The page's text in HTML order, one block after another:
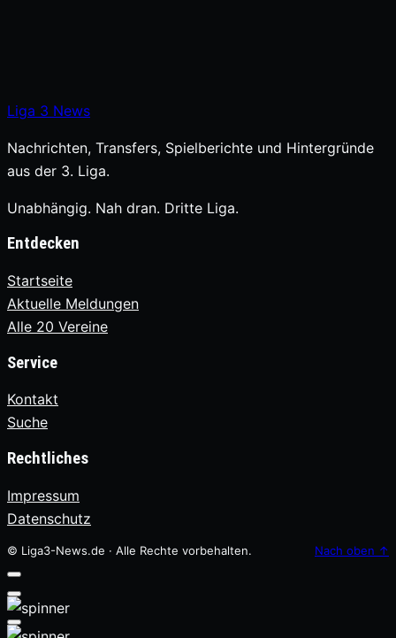
Liga 3 News
Nachrichten, Transfers, Spielberichte und Hintergründe
aus der 3. Liga.
Unabhängig. Nah dran. Dritte Liga.
Entdecken
Startseite
Aktuelle Meldungen
Alle 20 Vereine
Service
Kontakt
Suche
Rechtliches
Impressum
Datenschutz
© Liga3-News.de · Alle Rechte vorbehalten. Nach oben ↑